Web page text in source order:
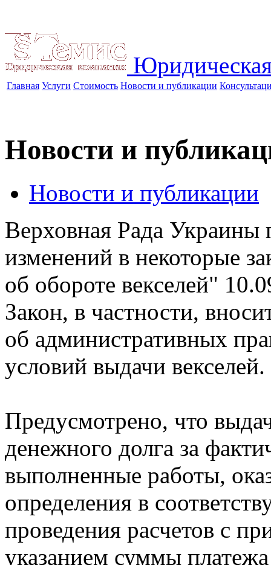
Главная Услуги Стоимость Новости и публикации
Новости и
Новости и публикации
Верховная Рада Украины
изменений в некоторые
об обороте векселей"
Закон, в частности,
об административных
условий выдачи векселей.
Предусмотрено, что
денежного долга за
выполненные работы,
определения в
проведения расчетов с
указанием суммы